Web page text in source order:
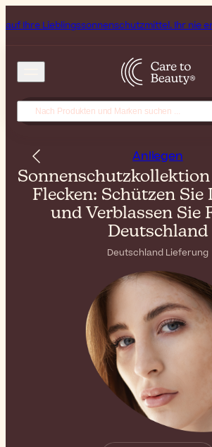
Ihr nie endender
Anliegen
Flecken: Schützen Sie
und Verblassen Sie
Deutschland
Deutschland Lieferung